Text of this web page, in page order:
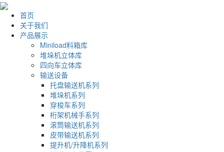
首页
关于我们
产品展示
Miniload料箱库
堆垛机立体库
四向车立体库
输送设备
托盘输送机系列
堆垛机系列
穿梭车系列
桁架机械手系列
滚筒输送机系列
皮带输送机系列
提升机/升降机系列